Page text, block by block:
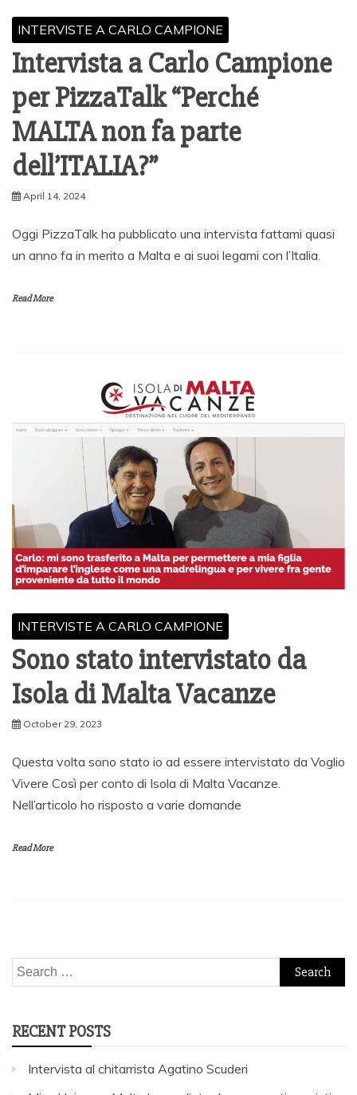
INTERVISTE A CARLO CAMPIONE
Intervista a Carlo Campione
per PizzaTalk “Perché
MALTA non fa parte
dell’ITALIA?”
April 14, 2024
Oggi PizzaTalk ha pubblicato una intervista fattami quasi
un anno fa in merito a Malta e ai suoi legami con l’Italia.
Read More
INTERVISTE A CARLO CAMPIONE
Sono stato intervistato da
Isola di Malta Vacanze
October 29, 2023
Questa volta sono stato io ad essere intervistato da Voglio
Vivere Così per conto di Isola di Malta Vacanze.
Nell’articolo ho risposto a varie domande
Read More
Search
for:
RECENT POSTS
Intervista al chitarrista Agatino Scuderi